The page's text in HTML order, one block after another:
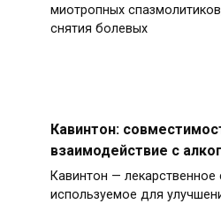
миотропных
снятия болевых
Кавинтон:
взаимодействие с
Кавинтон — лекарственное
используемое для